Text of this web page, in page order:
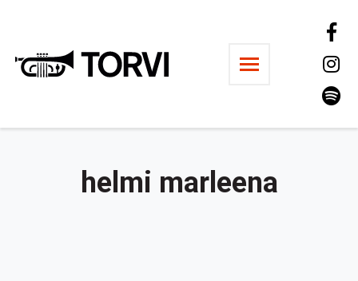
Ravintola Torvi
helmi marleena